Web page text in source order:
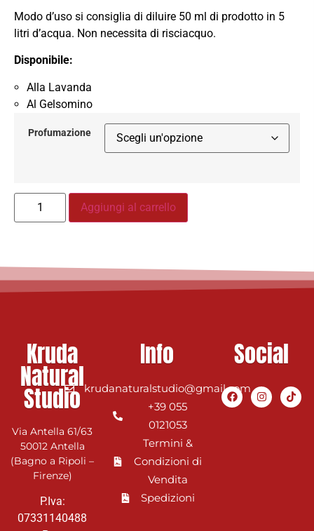
Modo d’uso si consiglia di diluire 50 ml di prodotto in 5
litri d’acqua. Non necessita di risciacquo.
Disponibile:
Alla Lavanda
Al Gelsomino
Profumazione
Aggiungi al carrello
Kruda
Natural
Studio
Via Antella 61/63
50012 Antella
(Bagno a Ripoli –
Firenze)
P.Iva:
07331140488
Info
krudanaturalstudio@gmail.com
+39 055
0121053
Termini &
Condizioni di
Vendita
Spedizioni
Social